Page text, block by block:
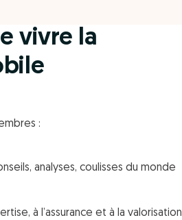
vivre la
:
analyses, coulisses du monde
à l’assurance et à la valorisation